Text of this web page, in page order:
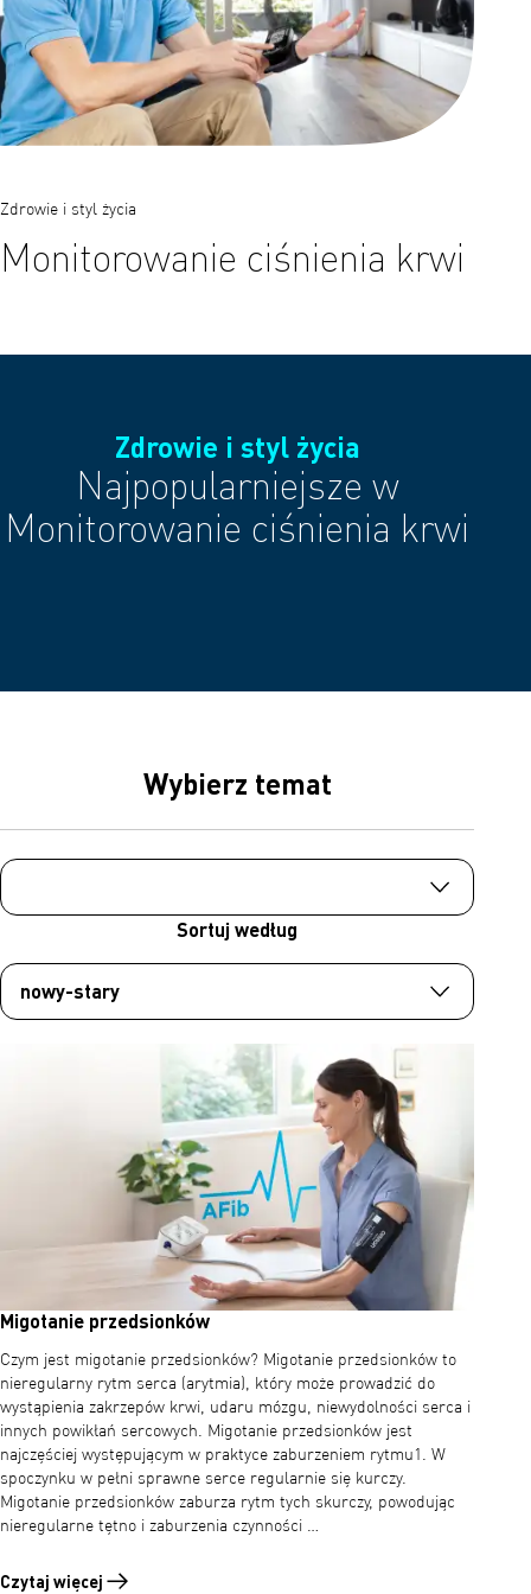
Zdrowie i styl życia
Monitorowanie ciśnienia krwi
Zdrowie i styl życia
Najpopularniejsze w
Monitorowanie ciśnienia krwi
Wybierz temat
Sortuj według
Migotanie przedsionków
Czym jest migotanie przedsionków? Migotanie przedsionków to
nieregularny rytm serca (arytmia), który może prowadzić do
wystąpienia zakrzepów krwi, udaru mózgu, niewydolności serca i
innych powikłań sercowych. Migotanie przedsionków jest
najczęściej występującym w praktyce zaburzeniem rytmu1. W
spoczynku w pełni sprawne serce regularnie się kurczy.
Migotanie przedsionków zaburza rytm tych skurczy, powodując
nieregularne tętno i zaburzenia czynności …
Czytaj więcej